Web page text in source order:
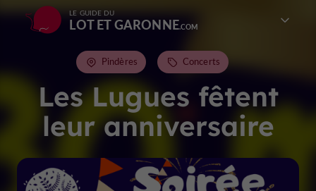
LE GUIDE DU
LOT ET GARONNE
Les Lugues fêtent
leur anniversaire
Pindères Concerts